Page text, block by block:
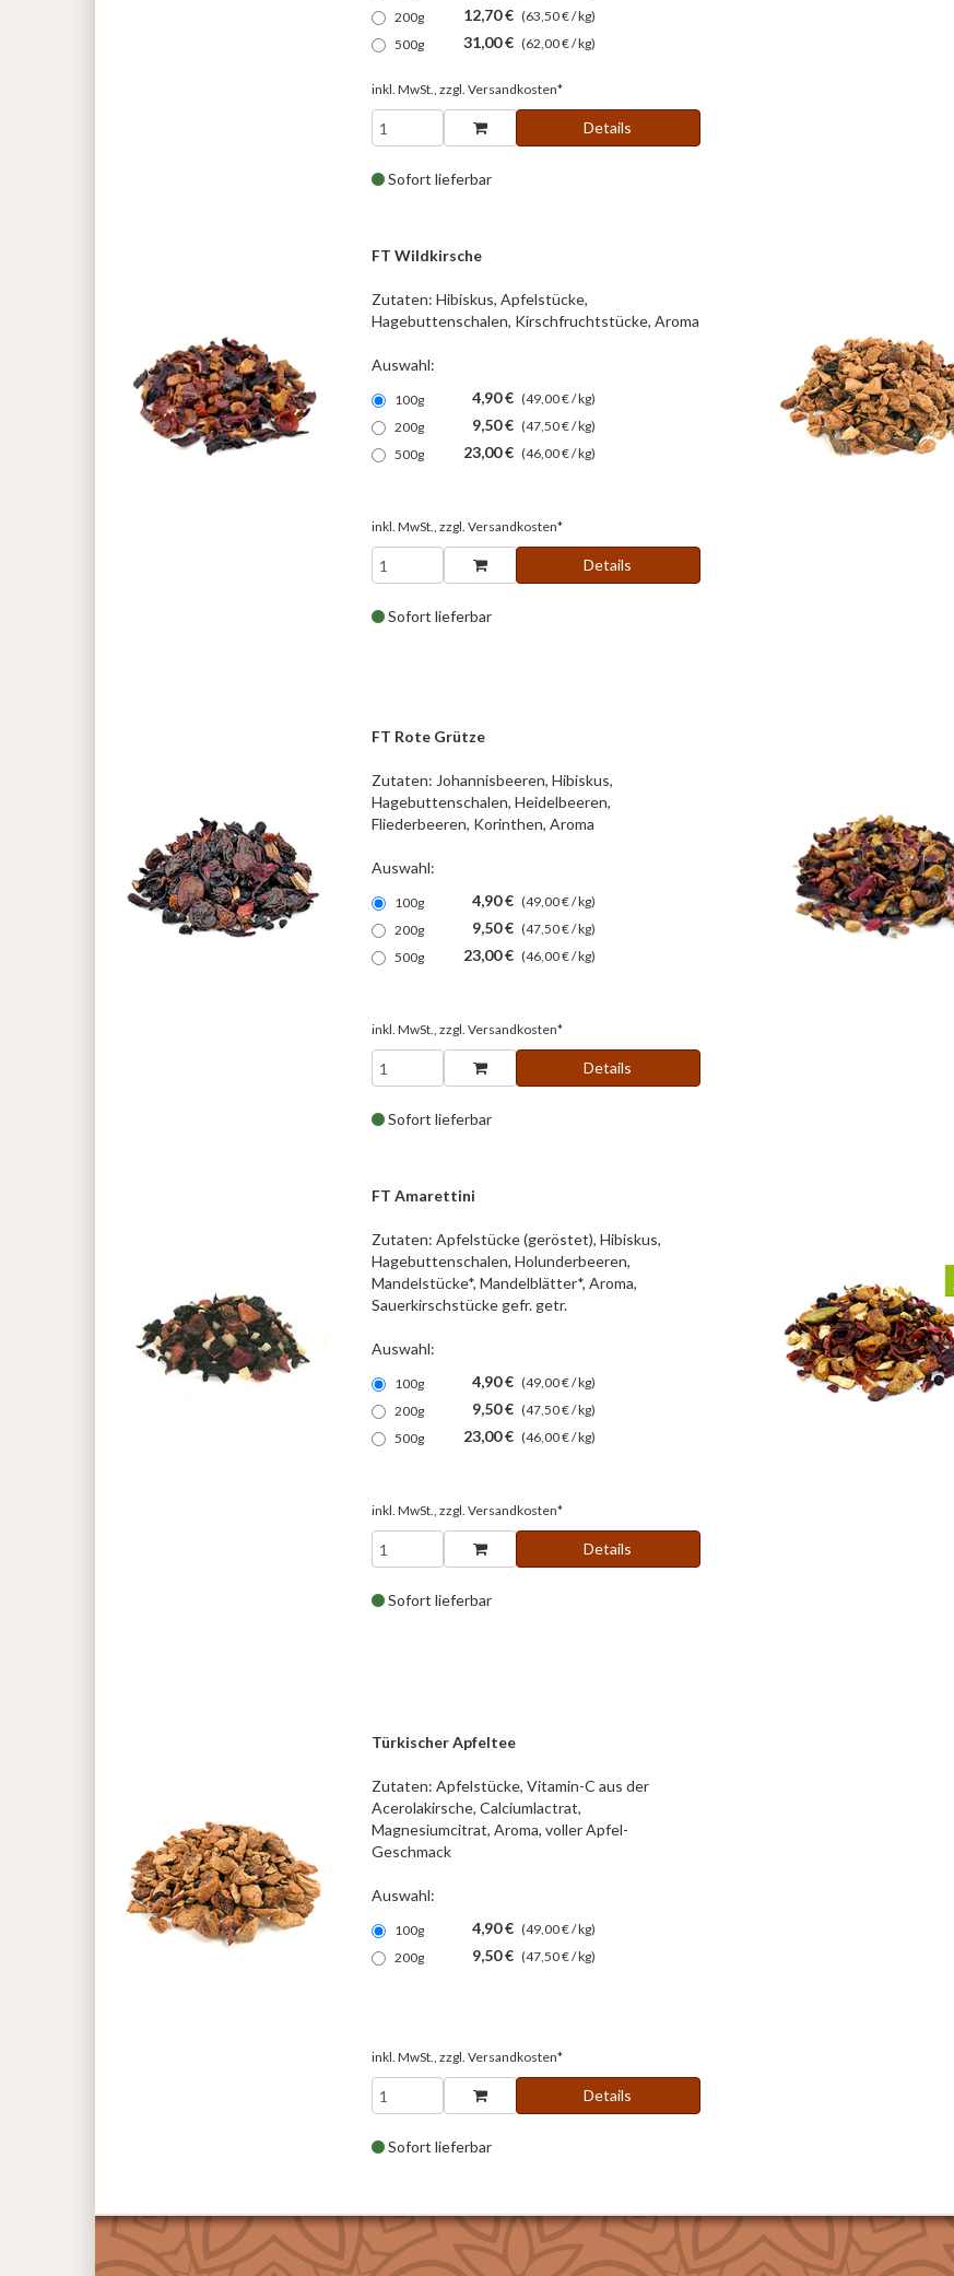
200g
12,70 € (63,50 € / kg)
500g
31,00 € (62,00 € / kg)
inkl. MwSt., zzgl. Versandkosten*
Details
Sofort lieferbar
FT Wildkirsche
Zutaten: Hibiskus, Apfelstücke,
Hagebuttenschalen, Kirschfruchtstücke, Aroma
Auswahl:
100g 4,90 € (49,00 € / kg)
200g
9,50 € (47,50 € / kg)
500g
23,00 € (46,00 € / kg)
inkl. MwSt., zzgl. Versandkosten*
Details
Sofort lieferbar
FT Rote Grütze
Zutaten: Johannisbeeren, Hibiskus,
Hagebuttenschalen, Heidelbeeren,
Fliederbeeren, Korinthen, Aroma
Auswahl:
100g 4,90 € (49,00 € / kg)
200g
9,50 € (47,50 € / kg)
500g
23,00 € (46,00 € / kg)
inkl. MwSt., zzgl. Versandkosten*
Details
Sofort lieferbar
FT Amarettini
Zutaten: Apfelstücke (geröstet), Hibiskus,
Hagebuttenschalen, Holunderbeeren,
Mandelstücke*, Mandelblätter*, Aroma,
Sauerkirschstücke gefr. getr.
Auswahl:
100g 4,90 € (49,00 € / kg)
200g
9,50 € (47,50 € / kg)
500g
23,00 € (46,00 € / kg)
inkl. MwSt., zzgl. Versandkosten*
Details
Sofort lieferbar
Türkischer Apfeltee
Zutaten: Apfelstücke, Vitamin-C aus der
Acerolakirsche, Calciumlactrat,
Magnesiumcitrat, Aroma, voller Apfel-
Geschmack
Auswahl:
100g 4,90 € (49,00 € / kg)
200g
9,50 € (47,50 € / kg)
inkl. MwSt., zzgl. Versandkosten*
Details
Sofort lieferbar